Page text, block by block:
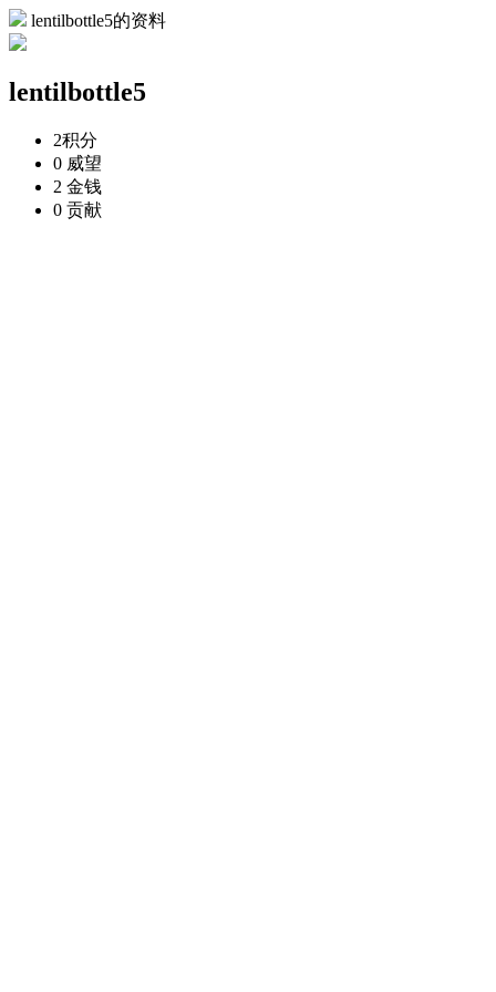
lentilbottle5的资料
lentilbottle5
2积分
0 威望
2 金钱
0 贡献